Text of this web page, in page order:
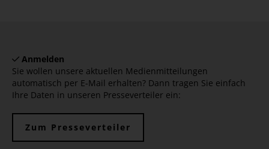
Anmelden
Sie wollen unsere aktuellen Medienmitteilungen
automatisch per E-Mail erhalten? Dann tragen Sie einfach
Ihre Daten in unseren Presseverteiler ein:
Zum Presseverteiler